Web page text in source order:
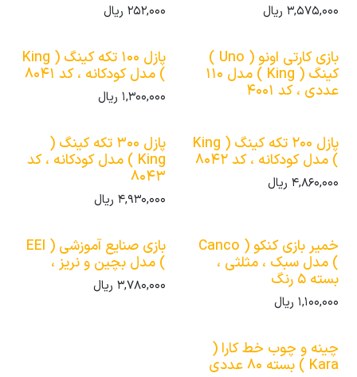
3,575,000 ریال 252,000ریال
بازی کارتی اونو ( Uno )
کینگ ( King ) مدل 110
عددی ، کد 4001
پازل 100 تکه کینگ ( King
) مدل کودکانه ، کد 8041
1,300,000ریال
پازل 200 تکه کینگ ( King
) مدل کودکانه ، کد 8042
4,860,000 ریال
پازل 300 تکه کینگ (
King ) مدل کودکانه ، کد
8043
4,930,000ریال
خمیر بازی کنکو ( Canco
) مدل سبک ، مثلثی ،
بسته 5 رنگ
1,100,000 ریال
بازی صنایع آموزشی ( EEI
) مدل بچین و نریز ،
3,780,000ریال
چینه و چوب خط کارا (
Kara ) بسته 80 عددی